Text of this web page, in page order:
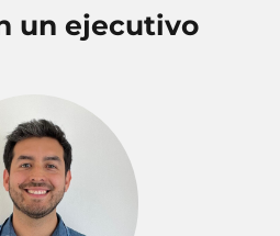
un ejecutivo